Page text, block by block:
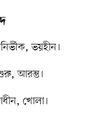
ভয়হীন।
আরম্ভ।
খোলা।